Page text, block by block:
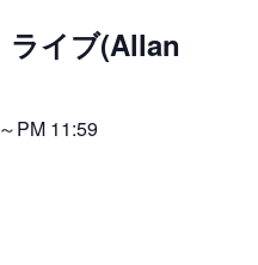
ライブ(Allan
～PM 11:59